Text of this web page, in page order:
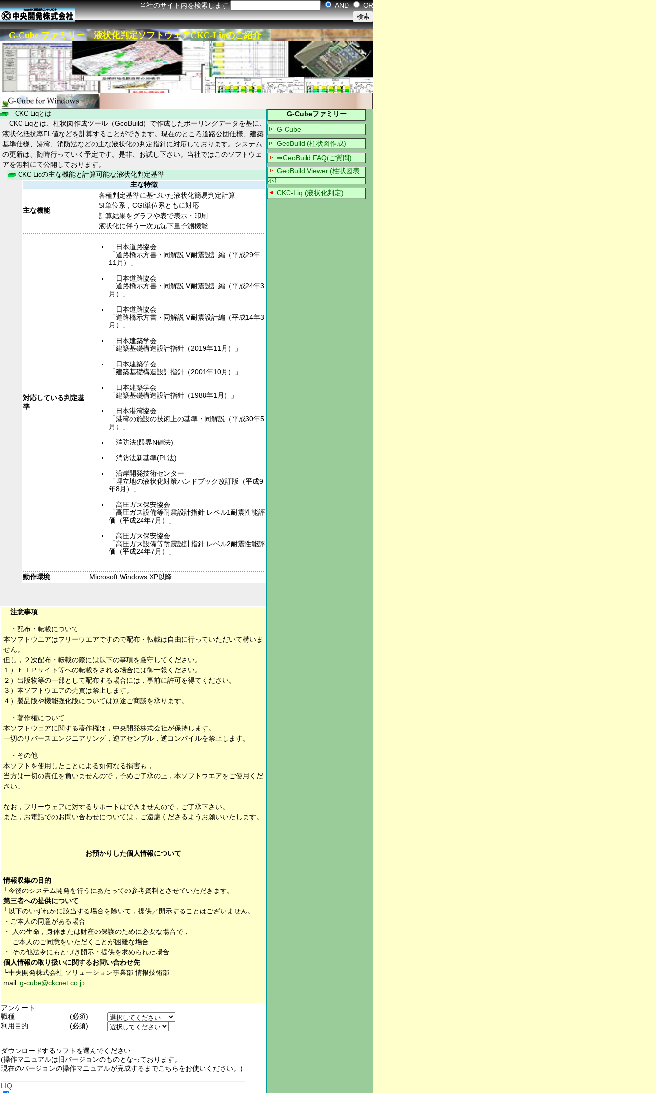
当社のサイト内を検索します AND OR
G-Cube ファミリー 液状化判定ソフトウェアCKC-Liqのご紹介
CKC-Liqとは
G-Cubeファミリー
G-Cube
GeoBuild (柱状図作成)
⇒GeoBuild FAQ(ご質問)
GeoBuild Viewer (柱状図表
示)
CKC-Liq (液状化判定)
CKC-Liqとは、柱状図作成ツール（GeoBuild）で作成したボーリングデータを基に、
液状化抵抗率FL値などを計算することができます。現在のところ道路公団仕様、建築
基準仕様、港湾、消防法などの主な液状化の判定指針に対応しております。システム
の更新は、随時行っていく予定です。是非、お試し下さい。当社ではこのソフトウェ
アを無料にて公開しております。
CKC-Liqの主な機能と計算可能な液状化判定基準
主な特徴
主な機能
各種判定基準に基づいた液状化簡易判定計算
SI単位系，CGI単位系ともに対応
計算結果をグラフや表で表示・印刷
液状化に伴う一次元沈下量予測機能
対応している判定基
準
日本道路協会
「道路橋示方書・同解説 Ⅴ耐震設計編（平成29年
11月）」
日本道路協会
「道路橋示方書・同解説 Ⅴ耐震設計編（平成24年3
月）」
日本道路協会
「道路橋示方書・同解説 Ⅴ耐震設計編（平成14年3
月）」
日本建築学会
「建築基礎構造設計指針（2019年11月）」
日本建築学会
「建築基礎構造設計指針（2001年10月）」
日本建築学会
「建築基礎構造設計指針（1988年1月）」
日本港湾協会
「港湾の施設の技術上の基準・同解説（平成30年5
月）」
消防法(限界N値法)
消防法新基準(PL法)
沿岸開発技術センター
「埋立地の液状化対策ハンドブック改訂版（平成9
年8月）」
高圧ガス保安協会
「高圧ガス設備等耐震設計指針 レベル1耐震性能評
価（平成24年7月）」
高圧ガス保安協会
「高圧ガス設備等耐震設計指針 レベル2耐震性能評
価（平成24年7月）」
動作環境 Microsoft Windows XP以降
注意事項
・配布・転載について
本ソフトウエアはフリーウエアですので配布・転載は自由に行っていただいて構いま
せん。
但し，２次配布・転載の際には以下の事項を厳守してください。
１）ＦＴＰサイト等への転載をされる場合には御一報ください。
２）出版物等の一部として配布する場合には，事前に許可を得てください。
３）本ソフトウエアの売買は禁止します。
４）製品版や機能強化版については別途ご商談を承ります。
・著作権について
本ソフトウェアに関する著作権は，中央開発株式会社が保持します。
一切のリバースエンジニアリング，逆アセンブル，逆コンパイルを禁止します。
・その他
本ソフトを使用したことによる如何なる損害も，
当方は一切の責任を負いませんので，予めご了承の上，本ソフトウエアをご使用くだ
さい。
なお，フリーウェアに対するサポートはできませんので，ご了承下さい。
また，お電話でのお問い合わせについては，ご遠慮くださるようお願いいたします。
お預かりした個人情報について
情報収集の目的
└今後のシステム開発を行うにあたっての参考資料とさせていただきます。
第三者への提供について
└以下のいずれかに該当する場合を除いて，提供／開示することはございません。
・ご本人の同意がある場合
・ 人の生命，身体または財産の保護のために必要な場合で，
ご本人のご同意をいただくことが困難な場合
・ その他法令にもとづき開示・提供を求められた場合
個人情報の取り扱いに関するお問い合わせ先
└中央開発株式会社 ソリューション事業部 情報技術部
mail: g-cube@ckcnet.co.jp
アンケート
職種
(必須)
利用目的
(必須)
ダウンロードするソフトを選んでください
(操作マニュアルは旧バージョンのものとなっております。
現在のバージョンの操作マニュアルが完成するまでこちらをお使いください。)
LIQ